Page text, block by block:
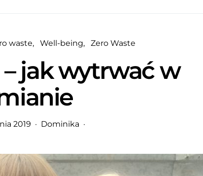
waste Well-being Zero Waste
jak wytrwać w
2019 Dominika